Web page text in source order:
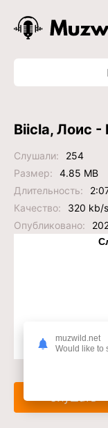
Biicla, Лоис -
Слушали:
254
Размер:
4.85 MB
Длительность:
Качество:
320 kb/
Опубликовано:
Слушать
muzwild.net
Would like to